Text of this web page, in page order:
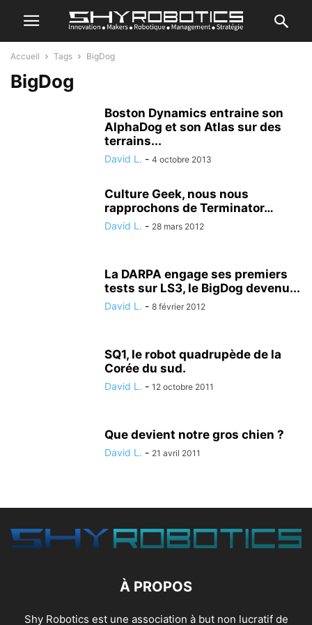
Accueil Tags BigDog
BigDog
Boston Dynamics entraine son
AlphaDog et son Atlas sur des
terrains...
David L. - 4 octobre 2013
Culture Geek, nous nous
rapprochons de Terminator…
David L. - 28 mars 2012
La DARPA engage ses premiers
tests sur LS3, le BigDog devenu...
David L. - 8 février 2012
SQ1, le robot quadrupède de la
Corée du sud.
David L. - 12 octobre 2011
Que devient notre gros chien ?
David L. - 21 avril 2011
À PROPOS
Shy Robotics est une association à but non lucratif de